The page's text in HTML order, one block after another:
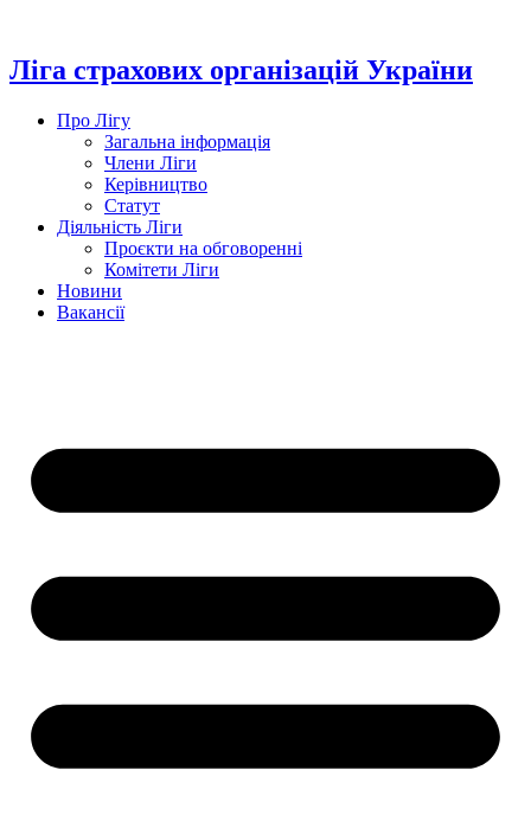
вмісту
Ліга страхових організацій України
Про Лігу
Загальна інформація
Члени Ліги
Керівництво
Статут
Діяльність Ліги
Проєкти на обговоренні
Комітети Ліги
Новини
Вакансії